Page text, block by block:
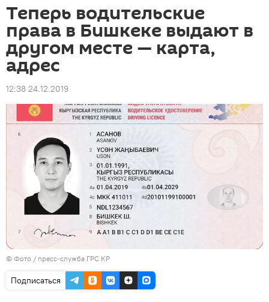
Теперь водительские
права в Бишкеке выдают в
другом месте — карта,
адрес
12:38 24.12.2019
© Фото / пресс-служба ГРС КР
Подписаться